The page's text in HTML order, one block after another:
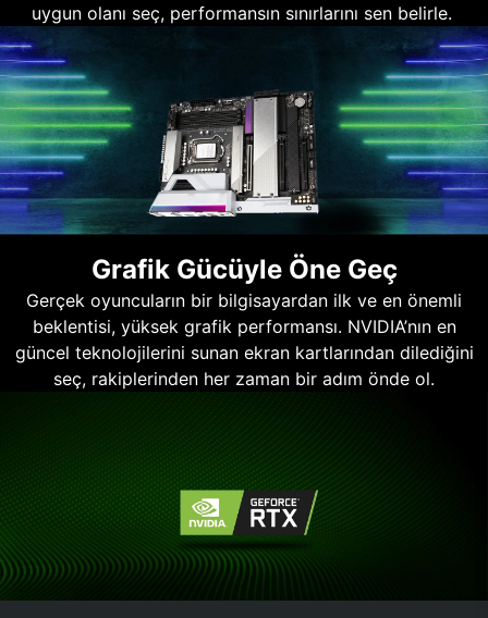
uygun olanı seç, performansın sınırlarını sen belirle.
Grafik Gücüyle Öne Geç
Gerçek oyuncuların bir bilgisayardan ilk ve en önemli
beklentisi, yüksek grafik performansı. NVIDIA’nın en
güncel teknolojilerini sunan ekran kartlarından dilediğini
seç, rakiplerinden her zaman bir adım önde ol.